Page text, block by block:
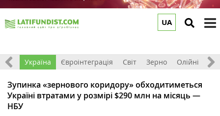
UA
Все Україна Євроінтеграція Світ Зерно Олійні
Зупинка «зернового коридору» обходитиметься
Україні втратами у розмірі $290 млн на місяць —
НБУ